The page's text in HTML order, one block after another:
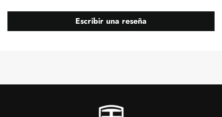
Escribir una reseña